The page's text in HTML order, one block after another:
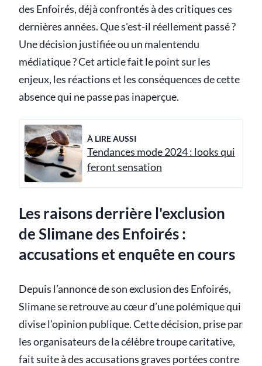
des Enfoirés, déjà confrontés à des critiques ces
dernières années. Que s'est-il réellement passé ?
Une décision justifiée ou un malentendu
médiatique ? Cet article fait le point sur les
enjeux, les réactions et les conséquences de cette
absence qui ne passe pas inaperçue.
À LIRE AUSSI
Tendances mode 2024 : looks qui
feront sensation
Les raisons derrière l'exclusion
de Slimane des Enfoirés :
accusations et enquête en cours
Depuis l’annonce de son exclusion des Enfoirés,
Slimane se retrouve au cœur d’une polémique qui
divise l’opinion publique. Cette décision, prise par
les organisateurs de la célèbre troupe caritative,
fait suite à des accusations graves portées contre